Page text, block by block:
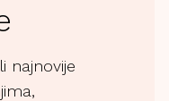
najnovije